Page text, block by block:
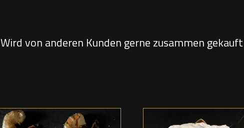
Wird von anderen Kunden gerne zusammen